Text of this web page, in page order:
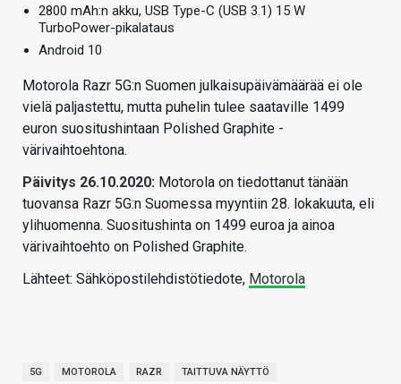
2800 mAh:n akku, USB Type-C (USB 3.1) 15 W
TurboPower-pikalataus
Android 10
Motorola Razr 5G:n Suomen julkaisupäivämäärää ei ole
vielä paljastettu, mutta puhelin tulee saataville 1499
euron suositushintaan Polished Graphite -
värivaihtoehtona.
Päivitys 26.10.2020: Motorola on tiedottanut tänään
tuovansa Razr 5G:n Suomessa myyntiin 28. lokakuuta, eli
ylihuomenna. Suositushinta on 1499 euroa ja ainoa
värivaihtoehto on Polished Graphite.
Lähteet: Sähköpostilehdistötiedote, Motorola
5G MOTOROLA RAZR TAITTUVA NÄYTTÖ